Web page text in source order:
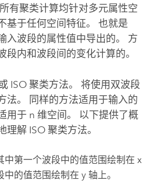
有聚类计算均针对多元属性空
基于任何空间特征。 也就是
入波段的属性值中导出的。 方
段内和波段间的变化计算的。
ISO 聚类方法。 将使用双波段
法。 同样的方法适用于输入的
用于 n 维空间。 以下提供了概
解 ISO 聚类方法。
中第一个波段中的值范围绘制在 x
的值范围绘制在 y 轴上。